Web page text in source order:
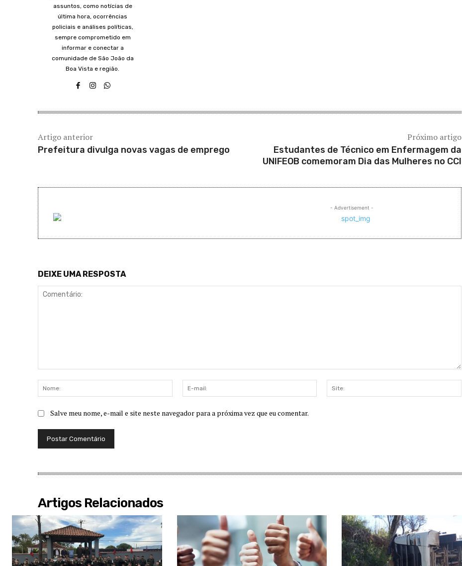
assuntos, como notícias de
última hora, ocorrências
policiais e análises políticas,
sempre comprometido em
informar e conectar a
comunidade de São João da
Boa Vista e região.
Artigo anterior
Prefeitura divulga novas vagas de emprego
Próximo artigo
Estudantes de Técnico em Enfermagem da
UNIFEOB comemoram Dia das Mulheres no CCI
- Advertisement -
DEIXE UMA RESPOSTA
Nome:
mail:
Salve meu nome, e-mail e site neste navegador para a próxima vez que eu comentar.
Artigos Relacionados